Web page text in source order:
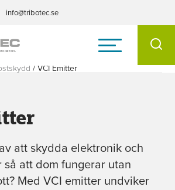
info@tribotec.se
/VCI Emitter
att skydda elektronik och
att dom fungerar utan
Med VCI emitter undviker